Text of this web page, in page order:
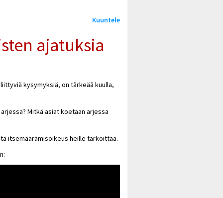
Kuuntele
ajatuksia
kysymyksiä, on tärkeää kuulla,
Mitkä asiat koetaan arjessa
itsemäärämisoikeus heille tarkoittaa.